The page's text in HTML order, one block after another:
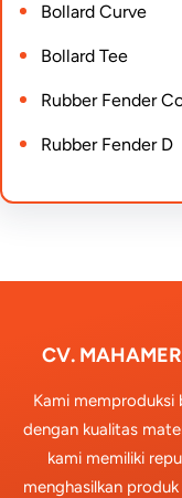
Bollard Curve
Bollard Tee
Rubber Fender
Rubber Fender D
CV.
Kami memproduksi
dengan kualitas
kami memiliki
menghasilkan